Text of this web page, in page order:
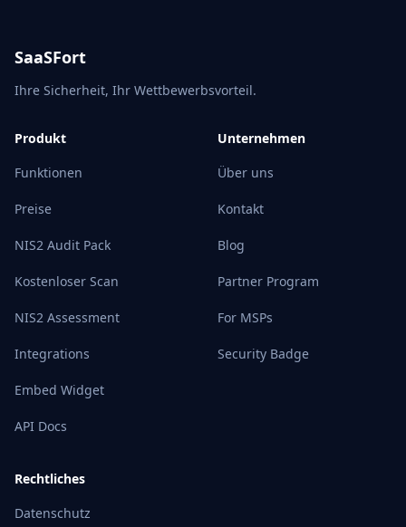
SaaSFort
Ihre Sicherheit, Ihr Wettbewerbsvorteil.
Produkt
Funktionen
Preise
NIS2 Audit Pack
Kostenloser Scan
NIS2 Assessment
Integrations
Embed Widget
API Docs
Unternehmen
Über uns
Kontakt
Blog
Partner Program
For MSPs
Security Badge
Rechtliches
Datenschutz